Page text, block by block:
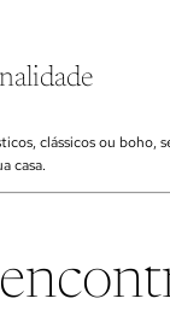
clássicos ou boho,
casa.